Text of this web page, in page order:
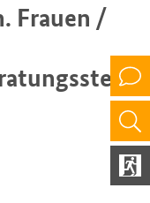
Frauen /